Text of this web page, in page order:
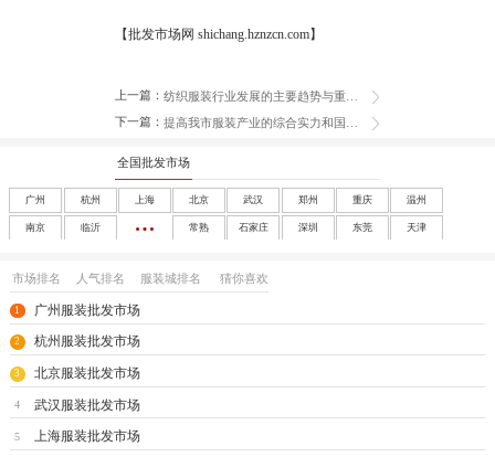
【批发市场网 shichang.hznzcn.com】
上一篇：
纺织服装行业发展的主要趋势与重要方向
下一篇：
全国批发市场
广州 杭州 上海 北京 武汉 郑州 重庆 温州
南京 临沂 常熟 石家庄 深圳 东莞 天津
哈尔滨 合肥 福州 南昌 济南
玩具 尾货
市场排名 人气排名 服装城排名 猜你喜欢
1 广州服装批发市场
2 杭州服装批发市场
3 北京服装批发市场
4 武汉服装批发市场
5 上海服装批发市场